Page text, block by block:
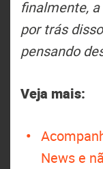
finalmente,
por trás
pensando
Veja mais:
News e